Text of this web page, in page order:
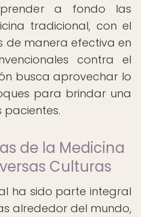
a fondo las
tradicional, con el
de manera efectiva en
contra el
busca aprovechar lo
para brindar una
de la Medicina
Culturas
ha sido parte integral
alrededor del mundo,